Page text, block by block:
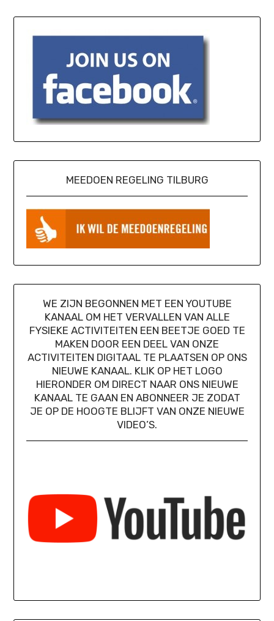
MEEDOEN REGELING TILBURG
WE ZIJN BEGONNEN MET EEN YOUTUBE
KANAAL OM HET VERVALLEN VAN ALLE
FYSIEKE ACTIVITEITEN EEN BEETJE GOED TE
MAKEN DOOR EEN DEEL VAN ONZE
ACTIVITEITEN DIGITAAL TE PLAATSEN OP ONS
NIEUWE KANAAL. KLIK OP HET LOGO
HIERONDER OM DIRECT NAAR ONS NIEUWE
KANAAL TE GAAN EN ABONNEER JE ZODAT
JE OP DE HOOGTE BLIJFT VAN ONZE NIEUWE
VIDEO’S.